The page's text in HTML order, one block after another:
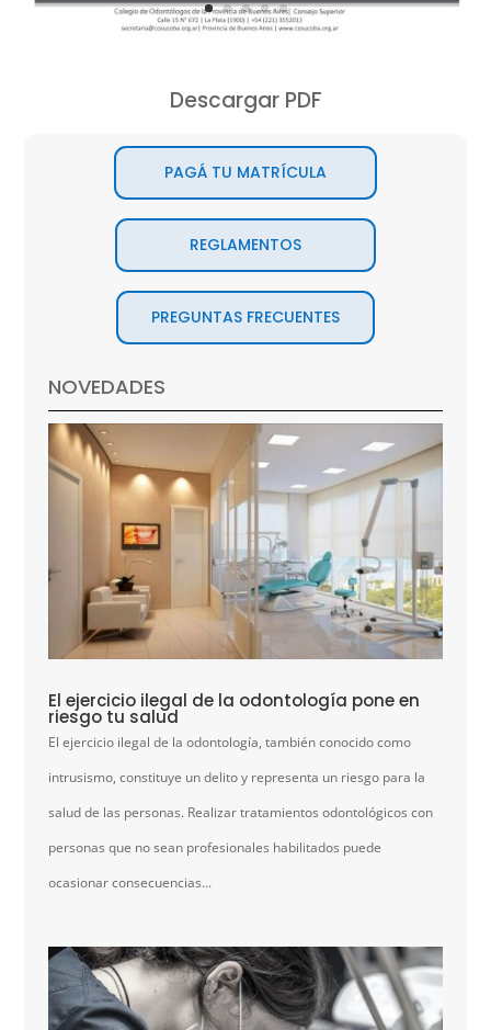
Descargar PDF
PAGÁ TU MATRÍCULA
REGLAMENTOS
PREGUNTAS FRECUENTES
NOVEDADES
El ejercicio ilegal de la odontología pone en
riesgo tu salud
El ejercicio ilegal de la odontología, también conocido como
intrusismo, constituye un delito y representa un riesgo para la
salud de las personas. Realizar tratamientos odontológicos con
personas que no sean profesionales habilitados puede
ocasionar consecuencias...